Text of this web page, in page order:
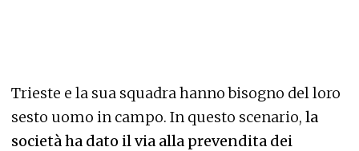
Trieste e la sua squadra hanno bisogno del loro
sesto uomo in campo. In questo scenario, la
società ha dato il via alla prevendita dei